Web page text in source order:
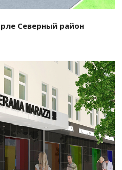
Северный район
проект